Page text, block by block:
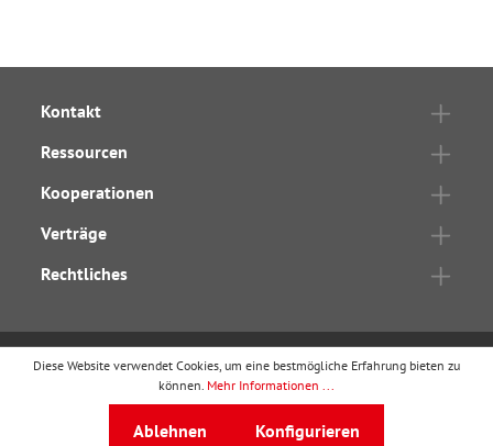
Kontakt
Ressourcen
Kooperationen
Verträge
Rechtliches
wbv Publikationist ein Geschäftsbereich von
Diese Website verwendet Cookies, um eine bestmögliche Erfahrung bieten zu
können. Mehr Informationen ...
Ablehnen Konfigurieren